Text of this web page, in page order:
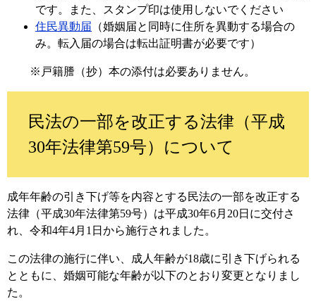
です。また、スタンプ印は使用しないでください
住民異動届 （婚姻届と同時に住所を異動する場合の
み。転入届の場合は転出証明書が必要です）
※戸籍謄（抄）本の添付は必要ありません。
民法の一部を改正する法律（平成
30年法律第59号）について
成年年齢の引き下げ等を内容とする民法の一部を改正する
法律（平成30年法律第59号）は平成30年6月20日に交付さ
れ、令和4年4月1日から施行されました。
この法律の施行に伴い、成人年齢が18歳に引き下げられる
とともに、婚姻可能な年齢が以下のとおり変更となりまし
た。